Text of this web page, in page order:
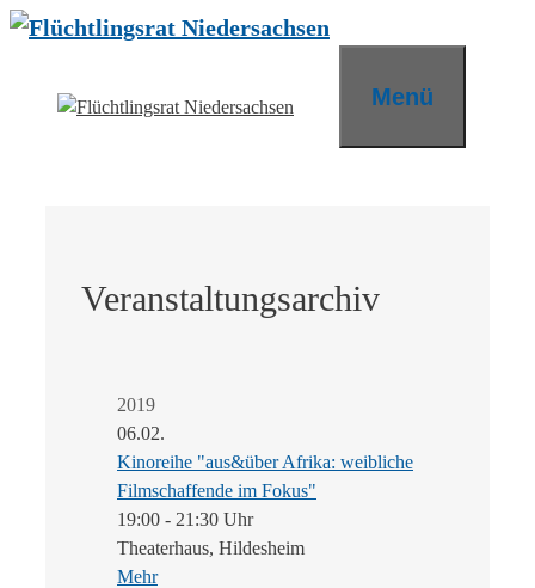
Zum
Menü
Veranstaltungsarchiv
2019
06.02.
Kinoreihe "aus&über Afrika: weibliche
Filmschaffende im Fokus"
19:00 - 21:30 Uhr
Theaterhaus, Hildesheim
Mehr